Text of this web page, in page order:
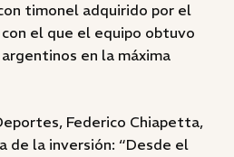
timonel adquirido por el
con el que el equipo obtuvo
en la máxima
Federico Chiapetta,
de la inversión: “Desde el